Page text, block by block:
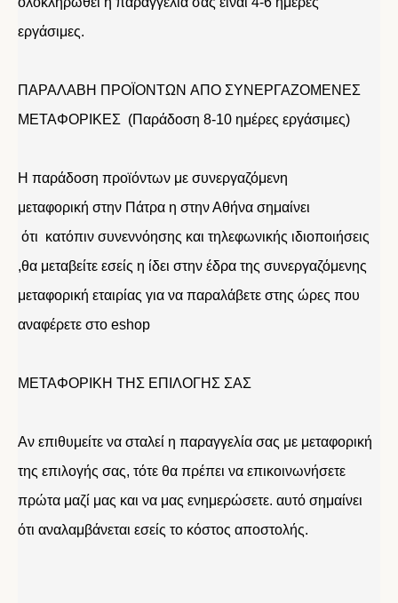
εργάσιμες.
ΠΑΡΑΛΑΒΗ ΠΡΟΪΟΝΤΩΝ ΑΠΟ ΣΥΝΕΡΓΑΖΟΜΕΝΕΣ
ΜΕΤΑΦΟΡΙΚΕΣ (Παράδοση 8-10 ημέρες εργάσιμες)
Η παράδοση προϊόντων με συνεργαζόμενη
μεταφορική στην Πάτρα η στην Αθήνα σημαίνει
ότι κατόπιν συνεννόησης και τηλεφωνικής ιδιοποιήσεις
,θα μεταβείτε εσείς η ίδει στην έδρα της συνεργαζόμενης
μεταφορική εταιρίας για να παραλάβετε στης ώρες που
αναφέρετε στο eshop
ΜΕΤΑΦΟΡΙΚΗ ΤΗΣ ΕΠΙΛΟΓΗΣ ΣΑΣ
Αν επιθυμείτε να σταλεί η παραγγελία σας με μεταφορική
της επιλογής σας, τότε θα πρέπει να επικοινωνήσετε
πρώτα μαζί μας και να μας ενημερώσετε. αυτό σημαίνει
ότι αναλαμβάνεται εσείς το κόστος αποστολής.